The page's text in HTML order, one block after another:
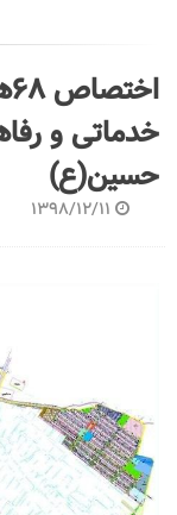
خدماتی و
حسین(ع)
1398/12/11